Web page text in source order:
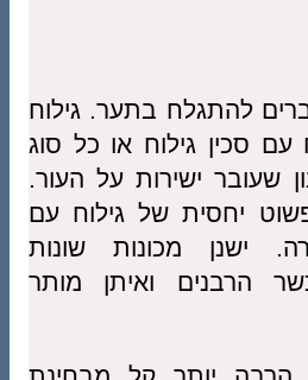
להתגלח בתער. גילוח
סכין גילוח או כל סוג
שעובר ישירות על העור.
פשוט יחסית של גילוח עם
ישנן מכונות שונות
הרבנים ואיתן מותר